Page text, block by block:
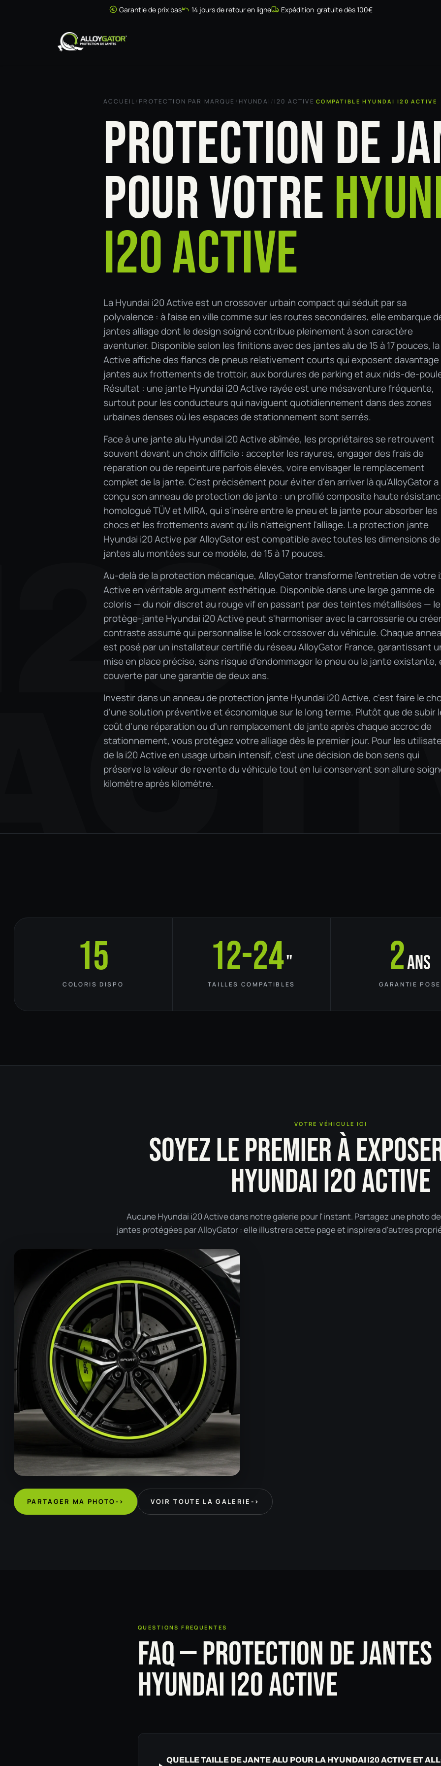
Garantie de prix bas 14 jours de retour en ligne Expédition gratuite dès 100€
ACCUEIL/ PROTECTION PAR MARQUE / HYUNDAI / I20 ACTIVE COMPATIBLE HYUNDAI I20 ACTIVE
PROTECTION DE
POUR VOTRE
I20 ACTIVE
La Hyundai i20 Active est un crossover urbain compact qui séduit par sa
polyvalence : à l'aise en ville comme sur les routes secondaires, elle embarque
jantes alliage dont le design soigné contribue pleinement à son caractère
aventurier. Disponible selon les finitions avec des jantes alu de 15 à 17 pouces,
Active affiche des flancs de pneus relativement courts qui exposent davantage
jantes aux frottements de trottoir, aux bordures de parking et aux nids-de-
Résultat : une jante Hyundai i20 Active rayée est une mésaventure fréquente,
surtout pour les conducteurs qui naviguent quotidiennement dans des zones
urbaines denses où les espaces de stationnement sont serrés.
Face à une jante alu Hyundai i20 Active abîmée, les propriétaires se retrouvent
souvent devant un choix difficile : accepter les rayures, engager des frais de
réparation ou de repeinture parfois élevés, voire envisager le remplacement
complet de la jante. C'est précisément pour éviter d'en arriver là qu'AlloyGator a
conçu son anneau de protection de jante : un profilé composite haute
homologué TÜV et MIRA, qui s'insère entre le pneu et la jante pour absorber les
chocs et les frottements avant qu'ils n'atteignent l'alliage. La protection jante
Hyundai i20 Active par AlloyGator est compatible avec toutes les dimensions de
jantes alu montées sur ce modèle, de 15 à 17 pouces.
Au-delà de la protection mécanique, AlloyGator transforme l'entretien de votre
Active en véritable argument esthétique. Disponible dans une large gamme de
coloris — du noir discret au rouge vif en passant par des teintes métallisées — le
protège-jante Hyundai i20 Active peut s'harmoniser avec la carrosserie ou
contraste assumé qui personnalise le look crossover du véhicule. Chaque
est posé par un installateur certifié du réseau AlloyGator France, garantissant
mise en place précise, sans risque d'endommager le pneu ou la jante existante,
couverte par une garantie de deux ans.
Investir dans un anneau de protection jante Hyundai i20 Active, c'est faire le
d'une solution préventive et économique sur le long terme. Plutôt que de subir
coût d'une réparation ou d'un remplacement de jante après chaque accroc de
stationnement, vous protégez votre alliage dès le premier jour. Pour les
de la i20 Active en usage urbain intensif, c'est une décision de bon sens qui
préserve la valeur de revente du véhicule tout en lui conservant son allure
kilomètre après kilomètre.
15
COLORIS DISPO
12-24"
TAILLES COMPATIBLES
2ans
GARANTIE POSE
VOTRE VÉHICULE ICI
SOYEZ LE PREMIER À
HYUNDAI I20 ACTIVE
Aucune Hyundai i20 Active dans notre galerie pour l'instant. Partagez une photo
jantes protégées par AlloyGator : elle illustrera cette page et inspirera d'autres
PARTAGER MA PHOTO-> VOIR TOUTE LA GALERIE ->
QUESTIONS FREQUENTES
FAQ — PROTECTION DE JANTES
HYUNDAI I20 ACTIVE
QUELLE TAILLE DE JANTE ALU POUR LA HYUNDAI I20 ACTIVE ET